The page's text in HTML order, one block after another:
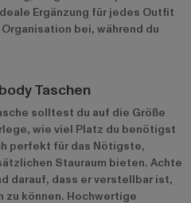
Ergänzung für jedes Outfit
bei, während du
Taschen
solltest du auf die Größe
wie viel Platz du benötigst
perfekt für das Nötigste,
Stauraum bieten. Achte
darauf, dass er verstellbar ist,
zu können. Hochwertige